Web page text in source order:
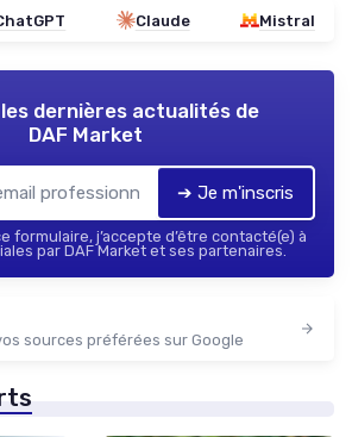
Claude Mistral
dernières actualités de
DAF Market
➔ Je m'inscris
formulaire, j’accepte d’être contacté(e) à
par DAF Market et ses partenaires.
sources préférées sur Google